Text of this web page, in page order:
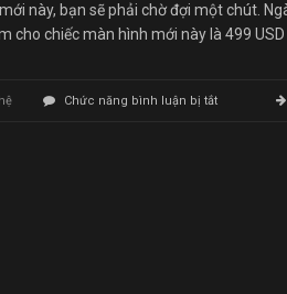
này, bạn sẽ phải chờ đợi một chút.
cho chiếc màn hình mới này là 499 USD
Chức năng bình luận bị tắtở